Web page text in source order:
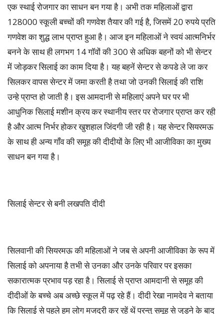
एक स्थाई रोजगार का साधन बन गया है। अभी तक महिलाओं द्वारा
128000 स्कूली बच्चों की गणवेश तैयार की गई है, जिसमें 20 रुपये प्रति
गणवेश का शुद्ध लाभ प्राप्त हुआ है। आज इन महिलाओं ने स्वयं आत्मनिर्भर
बनने के साथ ही लगभग 14 गॉवों की 300 से अधिक बहनों को भी सेन्टर
में जोड़कर सिलाई का काम दिया है। यह बहनें सेन्टर से कपडे ले जा कर
सिलकर वापस सेन्टर में जमा करती है तथा जो उनकी सिलाई की राशि
उन्हे प्राप्त हो जाती है। इस आमदानी से महिलाएं अपने घर पर भी
आधुनिक सिलाई मशीन क्रय कर स्थानीय स्तर पर रोजगार प्राप्त कर रही
है और आत्म निर्भर होकर खुशहाल जिंदगी जी रही है। यह सेन्टर सियरमऊ
के साथ ही अन्य गाँव की समूह की दीदीयों के लिए भी आजीविका का मुख्य
साधन बन गया है।
सिलाई सेन्टर से बनी लखपति दीदी
सिलवानी की सियरमऊ की महिलाओं ने जब से अपनी आजीविका के रूप में
सिलाई को अपनाया है तभी से उनका और उनके परिवार पर इसका
सकारात्मक प्रभाव पड़ रहा है। सिलाई से प्राप्त आमदानी से समूह की
दीदीओं के बच्चे अब अच्छे स्कूल में पढ़ रहे हैं। दीदी रेखा नामदेव ने बताया
कि सिलाई से पहले हम लोग मजदूरी कर रहें थें परन्तु समूह से जुड़ने के बाद